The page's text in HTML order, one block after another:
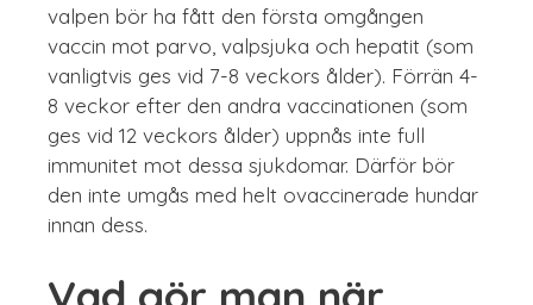
valpen bör ha fått den första omgången
vaccin mot parvo, valpsjuka och hepatit (som
vanligtvis ges vid 7-8 veckors ålder). Förrän 4-
8 veckor efter den andra vaccinationen (som
ges vid 12 veckors ålder) uppnås inte full
immunitet mot dessa sjukdomar. Därför bör
den inte umgås med helt ovaccinerade hundar
innan dess.